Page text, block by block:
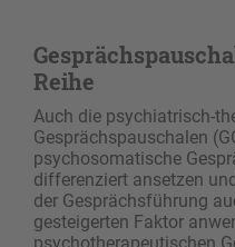
Reihe
Auch die psychiatrisch-
Gesprächspauschalen
psychosomatische
differenziert ansetzen
der Gesprächsführung
gesteigerten Faktor